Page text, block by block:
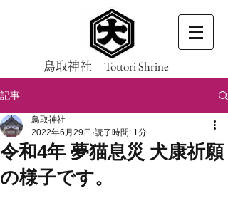
鳥取神社－Tottori Shrine －
記事
令和4年 夢猫息災 犬康祈願
の様子です。
鳥取神社
2022年6月29日 読了時間: 1分